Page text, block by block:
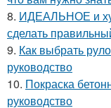
8. ИДЕАЛЬНОЕ и
сделать
9. Как выбрать
руководство
10. Покраска
руководство